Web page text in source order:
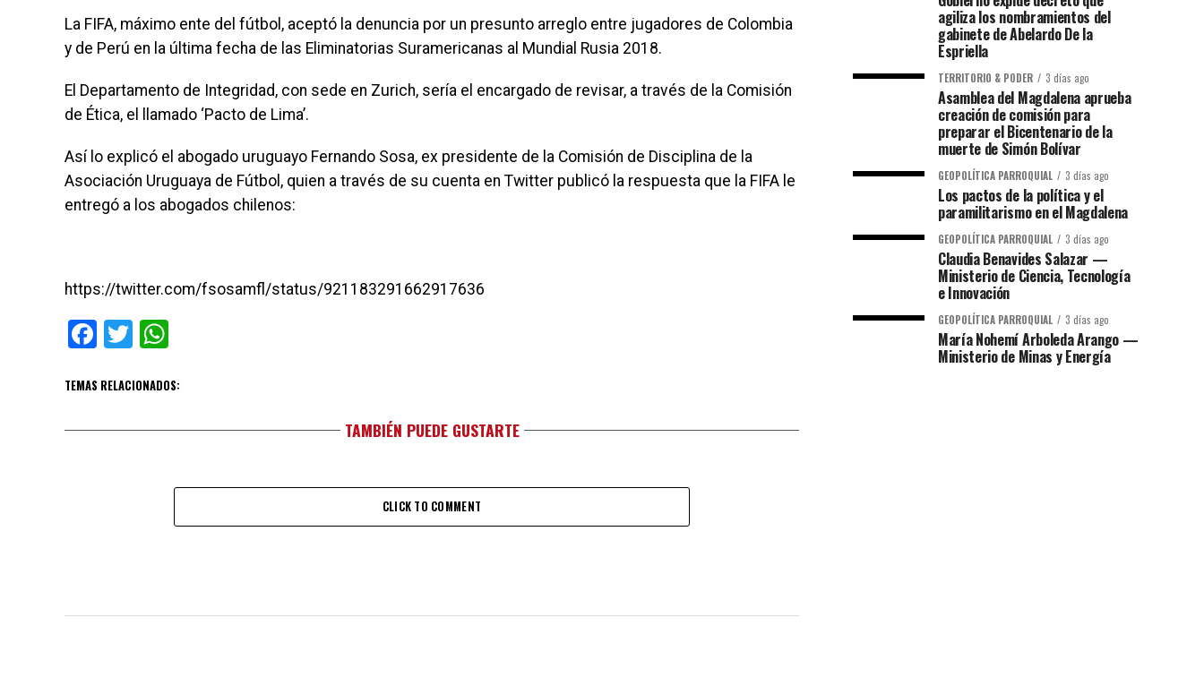
La FIFA, máximo ente del fútbol, aceptó la denuncia por un presunto arreglo entre jugadores de Colombia
y de Perú en la última fecha de las Eliminatorias Suramericanas al Mundial Rusia 2018.
El Departamento de Integridad, con sede en Zurich, sería el encargado de revisar, a través de la Comisión
de Ética, el llamado ‘Pacto de Lima’.
Así lo explicó el abogado uruguayo Fernando Sosa, ex presidente de la Comisión de Disciplina de la
Asociación Uruguaya de Fútbol, quien a través de su cuenta en Twitter publicó la respuesta que la FIFA le
entregó a los abogados chilenos:
https://twitter.com/fsosamfl/status/921183291662917636
Facebook
Twitter
TEMAS RELACIONADOS:
TAMBIÉN PUEDE GUSTARTE
CLICK TO COMMENT
agiliza los nombramientos del
gabinete de Abelardo De la
Espriella
TERRITORIO & PODER 3 días ago
Asamblea del Magdalena aprueba
creación de comisión para
preparar el Bicentenario de la
muerte de Simón Bolívar
GEOPOLÍTICA PARROQUIAL 3 días ago
Los pactos de la política y el
paramilitarismo en el Magdalena
GEOPOLÍTICA PARROQUIAL 3 días ago
Claudia Benavides Salazar —
Ministerio de Ciencia, Tecnología
e Innovación
GEOPOLÍTICA PARROQUIAL 3 días ago
María Nohemí Arboleda Arango —
Ministerio de Minas y Energía